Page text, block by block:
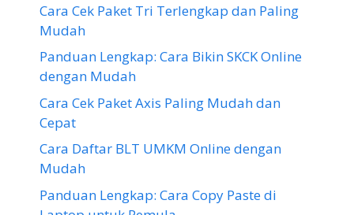
Cara Cek Paket Tri Terlengkap dan Paling
Mudah
Panduan Lengkap: Cara Bikin SKCK Online
dengan Mudah
Cara Cek Paket Axis Paling Mudah dan
Cepat
Cara Daftar BLT UMKM Online dengan
Mudah
Panduan Lengkap: Cara Copy Paste di